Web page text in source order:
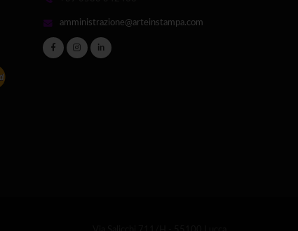
amministrazione@arteinstampa.com
in